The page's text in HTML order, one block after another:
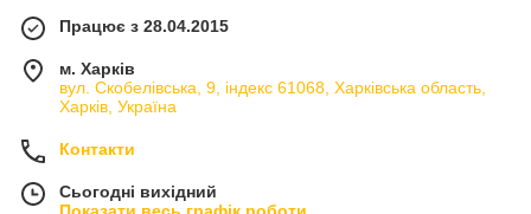
Працює з 28.04.2015
м. Харків
вул. Скобелівська, 9, індекс 61068, Харківська область,
Харків, Україна
Контакти
Сьогодні вихідний